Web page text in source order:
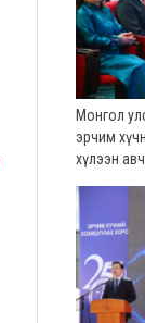
Монгол
эрчим
хүлээн